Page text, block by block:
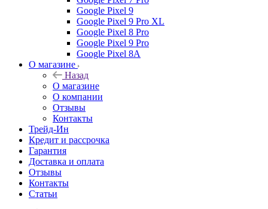
Google Pixel 9
Google Pixel 9 Pro XL
Google Pixel 8 Pro
Google Pixel 9 Pro
Google Pixel 8A
О магазине
Назад
О магазине
О компании
Отзывы
Контакты
Трейд-Ин
Кредит и рассрочка
Гарантия
Доставка и оплата
Отзывы
Контакты
Статьи